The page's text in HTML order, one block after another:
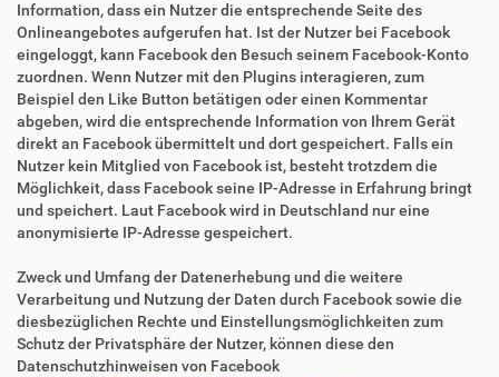
Information, dass ein Nutzer die entsprechende Seite des
Onlineangebotes aufgerufen hat. Ist der Nutzer bei Facebook
eingeloggt, kann Facebook den Besuch seinem Facebook-Konto
zuordnen. Wenn Nutzer mit den Plugins interagieren, zum
Beispiel den Like Button betätigen oder einen Kommentar
abgeben, wird die entsprechende Information von Ihrem Gerät
direkt an Facebook übermittelt und dort gespeichert. Falls ein
Nutzer kein Mitglied von Facebook ist, besteht trotzdem die
Möglichkeit, dass Facebook seine IP-Adresse in Erfahrung bringt
und speichert. Laut Facebook wird in Deutschland nur eine
anonymisierte IP-Adresse gespeichert.
Zweck und Umfang der Datenerhebung und die weitere
Verarbeitung und Nutzung der Daten durch Facebook sowie die
diesbezüglichen Rechte und Einstellungsmöglichkeiten zum
Schutz der Privatsphäre der Nutzer, können diese den
Datenschutzhinweisen von Facebook